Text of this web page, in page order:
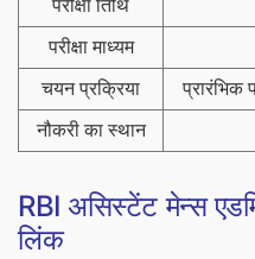
परीक्षा तिथि
परीक्षा माध्यम
चयन प्रक्रिया प्रारंभिक
नौकरी का स्थान
RBI असिस्टेंट मेन्स
लिंक